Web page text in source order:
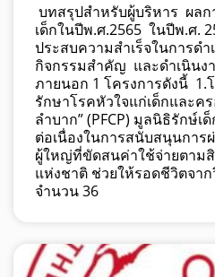
บทสรุปสำหรับผู้บริหาร ผล
เด็กในปีพ.ศ.2565 ในปีพ.ศ.
ประสบความสำเร็จในการดำ
กิจกรรมสำคัญ และดำเนินง
ภายนอก 1 โครงการดังนี้ 1.
รักษาโรคหัวใจแก่เด็กและค
ลำบาก” (PFCP) มูลนิธิรักษ์เ
ต่อเนื่องในการสนับสนุนการ
ผู้ใหญ่ที่ขัดสนค่าใช้จ่ายตาม
แห่งชาติ ช่วยให้รอดชีวิตจา
จำนวน 36